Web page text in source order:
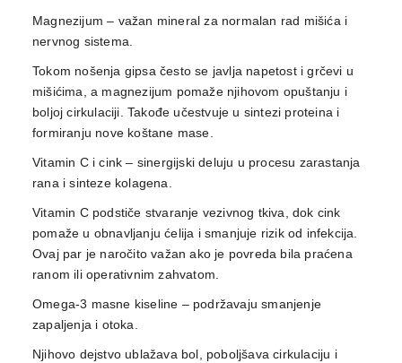
Magnezijum – važan mineral za normalan rad mišića i
nervnog sistema.
Tokom nošenja gipsa često se javlja napetost i grčevi u
mišićima, a magnezijum pomaže njihovom opuštanju i
boljoj cirkulaciji. Takođe učestvuje u sintezi proteina i
formiranju nove koštane mase.
Vitamin C i cink – sinergijski deluju u procesu zarastanja
rana i sinteze kolagena.
Vitamin C podstiče stvaranje vezivnog tkiva, dok cink
pomaže u obnavljanju ćelija i smanjuje rizik od infekcija.
Ovaj par je naročito važan ako je povreda bila praćena
ranom ili operativnim zahvatom.
Omega-3 masne kiseline – podržavaju smanjenje
zapaljenja i otoka.
Njihovo dejstvo ublažava bol, poboljšava cirkulaciju i